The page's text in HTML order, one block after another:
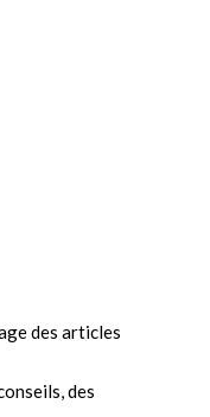
des articles
des